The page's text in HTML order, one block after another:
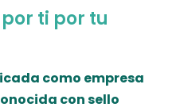
ti por tu
como empresa
con sello